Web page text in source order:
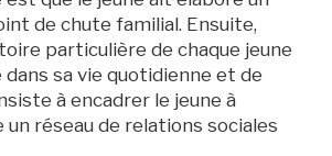
de chute familial. Ensuite,
particulière de chaque jeune
dans sa vie quotidienne et de
à encadrer le jeune à
réseau de relations sociales